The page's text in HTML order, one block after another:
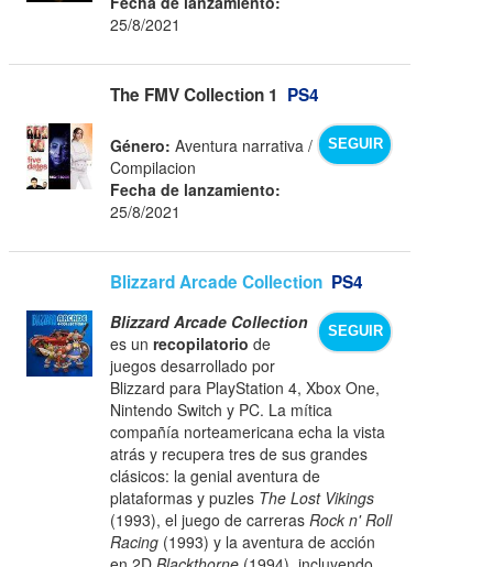
25/8/2021
The FMV Collection 1 PS4
SEGUIR
Género: Aventura narrativa /
Compilacion
Fecha de lanzamiento:
25/8/2021
Blizzard Arcade Collection PS4
SEGUIR
Blizzard Arcade Collection
es unrecopilatorio de
juegos desarrollado por
Blizzard para PlayStation 4, Xbox One,
Nintendo Switch y PC. La mítica
compañía norteamericana echa la vista
atrás y recupera tres de sus grandes
clásicos: la genial aventura de
plataformas y puzles The Lost Vikings
(1993), el juego de carreras Rock n' Roll
Racing (1993) y la aventura de acción